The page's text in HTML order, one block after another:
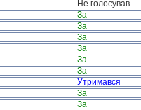
Не голосував
За
За
За
За
За
За
Утримався
За
За